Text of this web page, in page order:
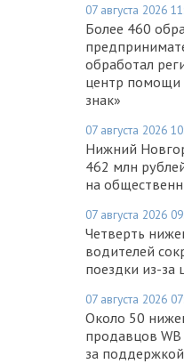
07 августа 2026
Более 460
обработал
центр помощи
знак»
07 августа 2026
Нижний
462 млн
на
07 августа 2026
Четверть
водителей
поездки из-за
07 августа 2026
Около 50
продавцов
за